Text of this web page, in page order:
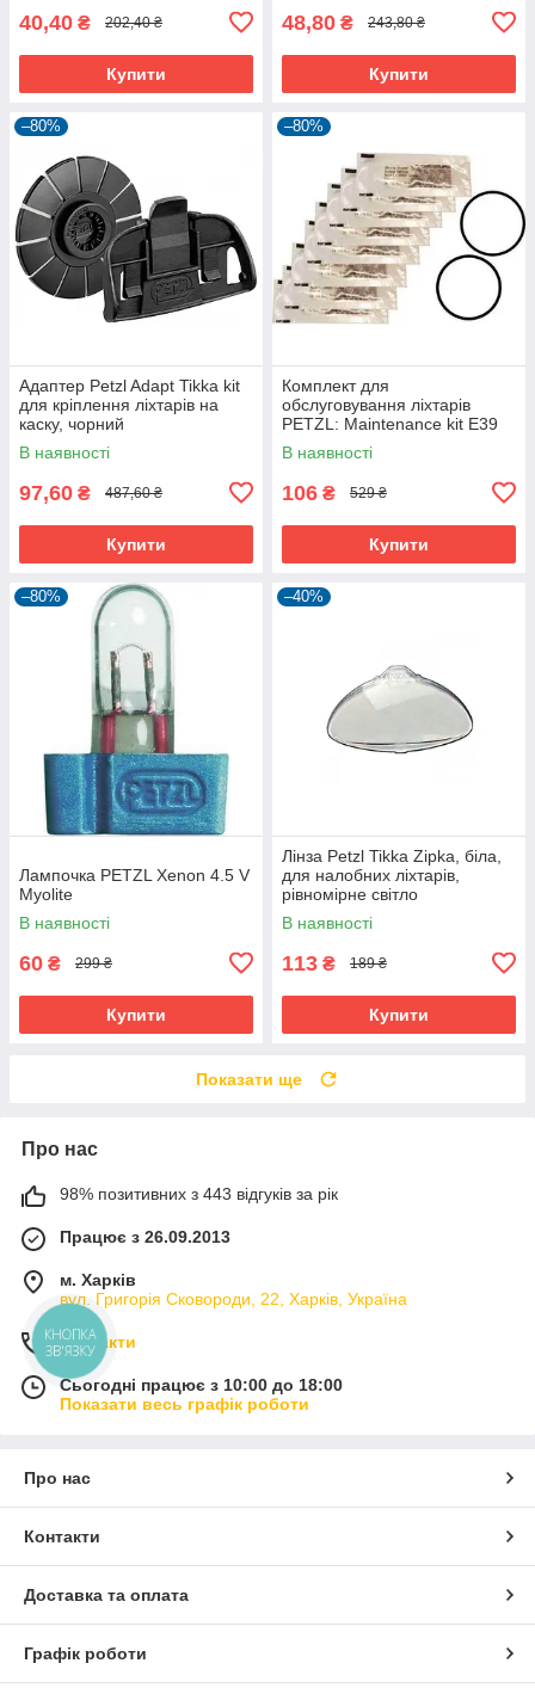
40,40 ₴ 202,40 ₴
Купити
48,80 ₴ 243,80 ₴
Купити
–80%
Адаптер Petzl Adapt Tikka kit
для кріплення ліхтарів на
каску, чорний
В наявності
97,60 ₴ 487,60 ₴
Купити
–80%
Комплект для
обслуговування ліхтарів
PETZL: Maintenance kit E39
E40
В наявності
106 ₴ 529 ₴
Купити
–80%
Лампочка PETZL Xenon 4.5 V
Myolite
В наявності
60 ₴ 299 ₴
Купити
–40%
Лінза Petzl Tikka Zipka, біла,
для налобних ліхтарів,
рівномірне світло
В наявності
113 ₴ 189 ₴
Купити
Показати ще
Про нас
98% позитивних з 443 відгуків за рік
Працює з 26.09.2013
м. Харків
вул. Григорія Сковороди, 22, Харків, Україна
Контакти
Сьогодні працює з 10:00 до 18:00
Показати весь графік роботи
Про нас
Контакти
Доставка та оплата
Графік роботи
КНОПКА
ЗВ'ЯЗКУ